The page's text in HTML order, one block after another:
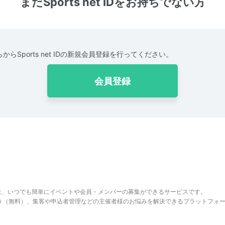
からSports net IDの新規会員登録を行ってください。
会員登録
いつでも簡単にイベントや会員・メンバーの募集ができるサービスです。
無料）、集客や申込者管理などの主催者様のお悩みを解決できるプラットフォー